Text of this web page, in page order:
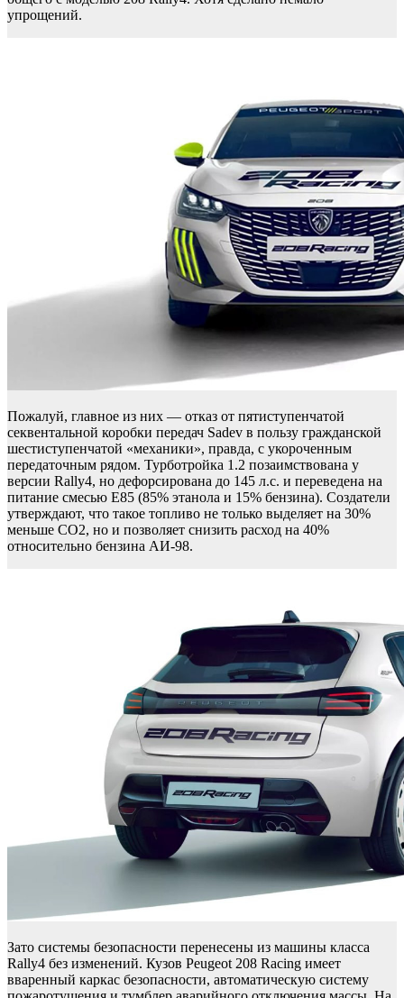
упрощений.
Пожалуй, главное из них — отказ от пятиступенчатой
секвентальной коробки передач Sadev в пользу гражданской
шестиступенчатой «механики», правда, с укороченным
передаточным рядом. Турботройка 1.2 позаимствована у
версии Rally4, но дефорсирована до 145 л.с. и переведена на
питание смесью Е85 (85% этанола и 15% бензина). Создатели
утверждают, что такое топливо не только выделяет на 30%
меньше CO2, но и позволяет снизить расход на 40%
относительно бензина АИ-98.
Зато системы безопасности перенесены из машины класса
Rally4 без изменений. Кузов Peugeot 208 Racing имеет
вваренный каркас безопасности, автоматическую систему